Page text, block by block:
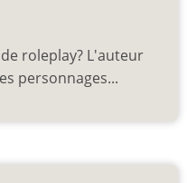
roleplay? L'auteur
personnages...